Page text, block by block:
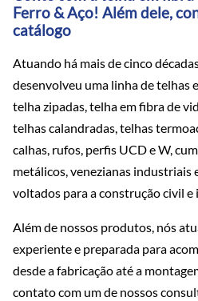
Ferro & Aço! Além dele,
catálogo
Atuando há mais de cinco
desenvolveu uma linha de telhas
telha zipadas, telha em fibra de
telhas calandradas, telhas
calhas, rufos, perfis UCD e W,
metálicos, venezianas
voltados para a construção civil
Além de nossos produtos, nós
experiente e preparada para
desde a fabricação até a
contato com um de nossos